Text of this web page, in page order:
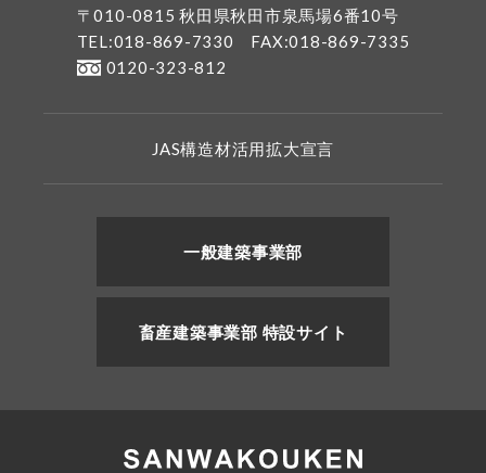
〒010-0815 秋田県秋田市泉馬場6番10号
TEL:018-869-7330
FAX:018-869-7335
0120-323-812
JAS構造材活用拡大宣言
一般建築事業部
畜産建築事業部 特設サイト